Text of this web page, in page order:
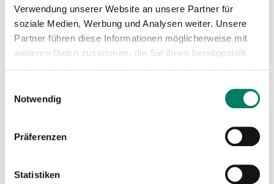
Verwendung unserer Website an unsere Partner für
soziale Medien, Werbung und Analysen weiter. Unsere
Partner führen diese Informationen möglicherweise mit
weiteren Daten zusammen, die Sie ihnen bereitgestellt
Notwendig
Präferenzen
Statistiken
Betreiber
Rhein-Erft-Verkehrsgesellschaft mbH